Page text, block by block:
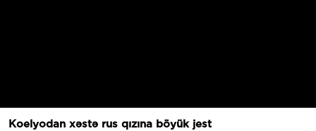
Koelyodan xəstə rus qızına böyük jest